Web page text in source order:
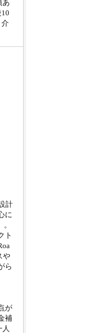
あ
計
に
ト
や
ら
が
補